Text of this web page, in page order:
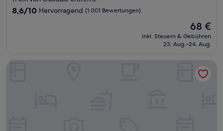
Unterkunft
8.6
8,6/10 Hervorragend (1.001 Bewertungen)
Der
Preis
beträgt
68 €
inkl. Steuern & Gebühren
23. Aug.–24. Aug.